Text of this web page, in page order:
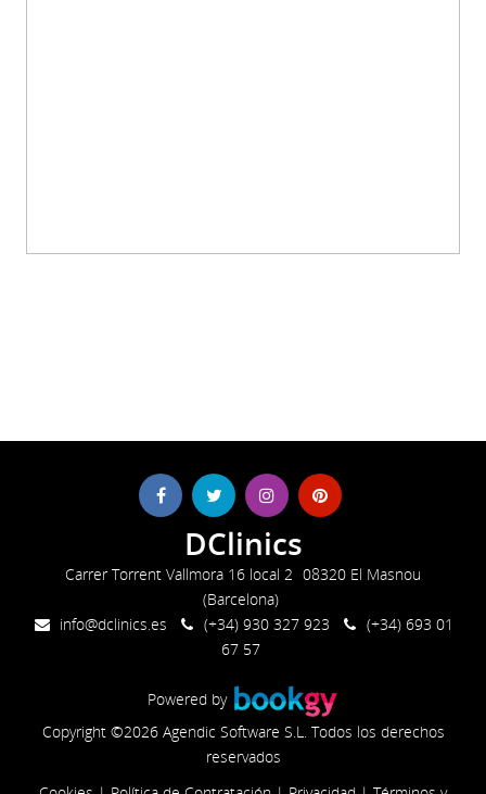
DClinics
Carrer Torrent Vallmora 16 local 2 08320 El Masnou
(Barcelona)
info@dclinics.es
(+34) 930 327 923
(+34) 693 01
67 57
Powered by
Copyright ©2026 Agendic Software S.L. Todos los derechos
reservados